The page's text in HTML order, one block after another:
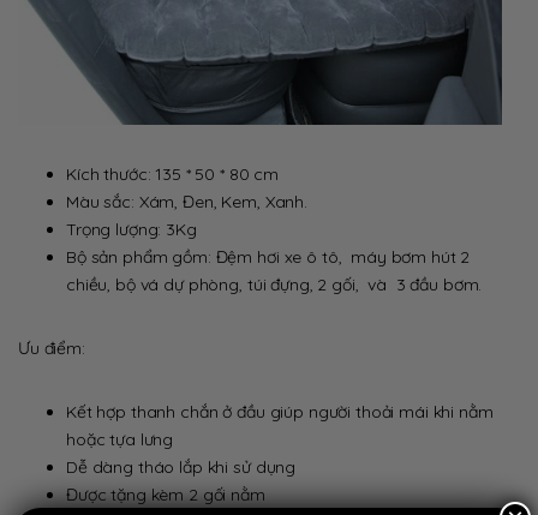
Kích thước: 135 * 50 * 80 cm
Màu sắc: Xám, Đen, Kem, Xanh.
Trọng lượng: 3Kg
Bộ sản phẩm gồm: Đệm hơi xe ô tô, máy bơm hút 2
chiều, bộ vá dự phòng, túi đựng, 2 gối, và 3 đầu bơm.
Ưu điểm:
Kết hợp thanh chắn ở đầu giúp người thoải mái khi nằm
hoặc tựa lưng
Dễ dàng tháo lắp khi sử dụng
Được tặng kèm 2 gối nằm